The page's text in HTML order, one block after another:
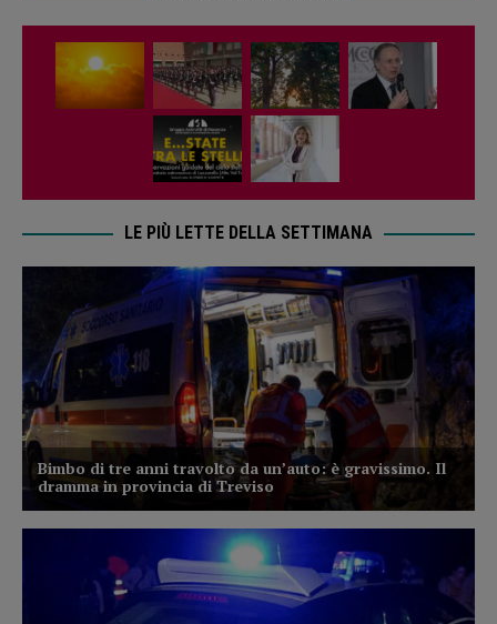
LE PIÙ LETTE DELLA SETTIMANA